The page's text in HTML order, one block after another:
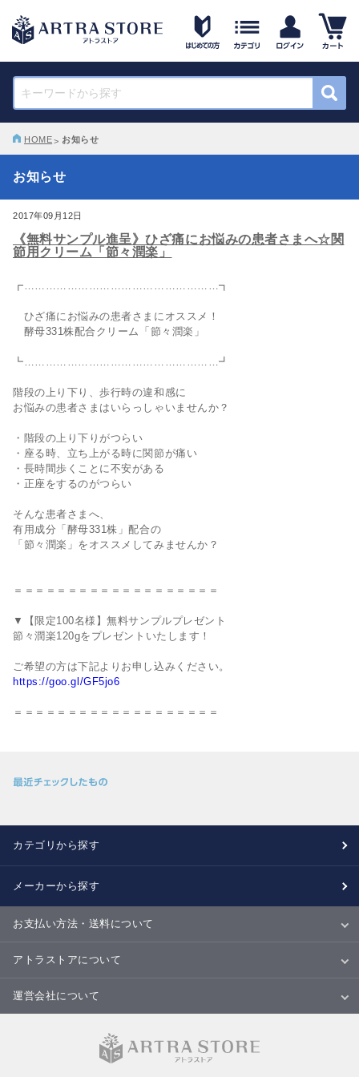
HOME お知らせ
お知らせ
2017年09月12日
《無料サンプル進呈》ひざ痛にお悩みの患者さまへ☆関
節用クリーム「節々潤楽」
┏………………………………………………┓
ひざ痛にお悩みの患者さまにオススメ！
酵母331株配合クリーム「節々潤楽」
┗………………………………………………┛
階段の上り下り、歩行時の違和感に
お悩みの患者さまはいらっしゃいませんか？
・階段の上り下りがつらい
・座る時、立ち上がる時に関節が痛い
・長時間歩くことに不安がある
・正座をするのがつらい
そんな患者さまへ、
有用成分「酵母331株」配合の
「節々潤楽」をオススメしてみませんか？
＝＝＝＝＝＝＝＝＝＝＝＝＝＝＝＝＝＝＝
▼【限定100名様】無料サンプルプレゼント
節々潤楽120gをプレゼントいたします！
ご希望の方は下記よりお申し込みください。
https://goo.gl/GF5jo6
＝＝＝＝＝＝＝＝＝＝＝＝＝＝＝＝＝＝＝
カテゴリから探す
メーカーから探す
お支払い方法・送料について
お支払い方法
送料について
配送・納期
キャンセル・返品・交換について
アトラストアについて
当サイトについて
ご利用規約
ご利用ガイド
Ｑ＆Ａ
商品のご提案について
運営会社について
特定商取引法に基づく表記
個人情報の取扱いについて